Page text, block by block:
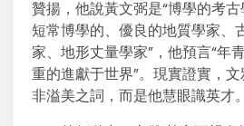
贊揚，他說黃文弼是“博學的考
短常博學的、優良的地質學家、
家、地形丈量學家”，他預言“年
重的進獻于世界”。現實證實，
非溢美之詞，而是他慧眼識英才。